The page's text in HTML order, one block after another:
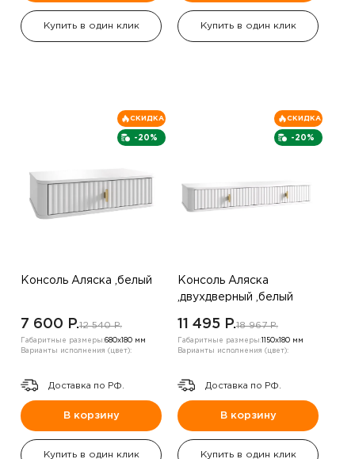
Купить в один клик Купить в один клик
-20%
СКИДКА
Консоль Аляска ,белый
7 600 P.12 540 P.
Габаритные размеры:680х180 мм
Варианты исполнения (цвет):
Доставка по РФ.
В корзину
Купить в один клик
-20%
СКИДКА
Консоль Аляска
,двухдверный ,белый
11 495 P.18 967 P.
Габаритные размеры: 1150х180 мм
Варианты исполнения (цвет):
Доставка по РФ.
В корзину
Купить в один клик